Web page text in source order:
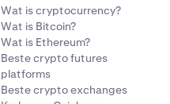
Wat is cryptocurrency?
Wat is Bitcoin?
Wat is Ethereum?
Beste crypto futures
platforms
Beste crypto exchanges